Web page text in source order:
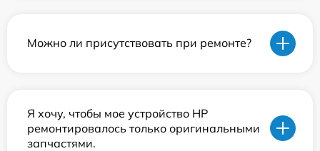
Можно ли присутствовать при ремонте?
Я хочу, чтобы мое устройство HP
ремонтировалось только оригинальными
запчастями.